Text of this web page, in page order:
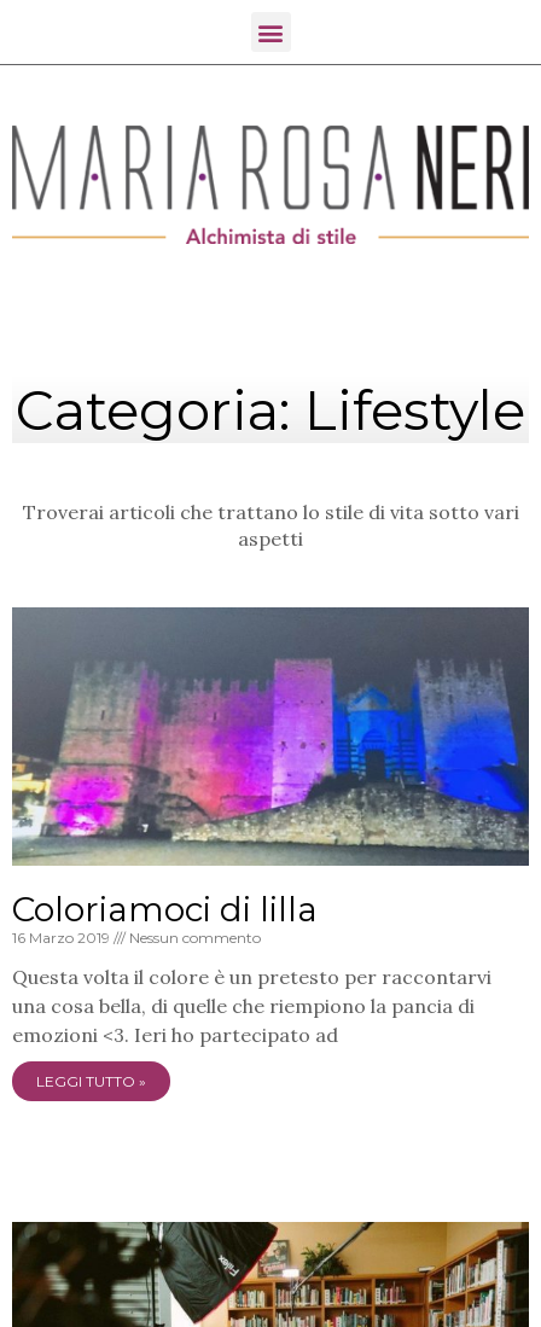
Categoria: Lifestyle
Troverai articoli che trattano lo stile di vita sotto vari
aspetti
Coloriamoci di lilla
16 Marzo 2019 Nessun commento
Questa volta il colore è un pretesto per raccontarvi
una cosa bella, di quelle che riempiono la pancia di
emozioni <3. Ieri ho partecipato ad
LEGGI TUTTO »